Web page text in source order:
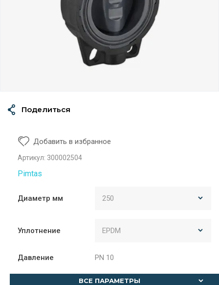
Добавить в избранное
Артикул: 300002504
Pimtas
Диаметр мм
Уплотнение
Давление PN 10
ВСЕ ПАРАМЕТРЫ
Поделиться